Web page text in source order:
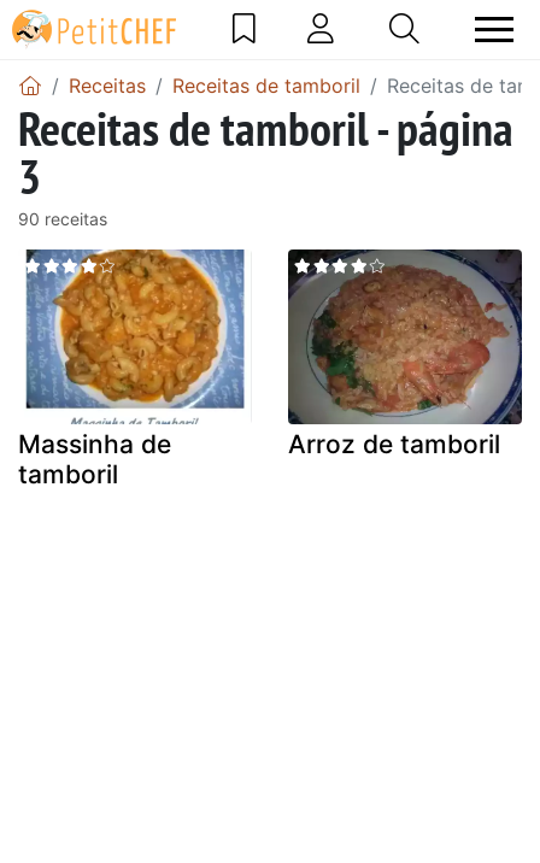
Receitas Receitas de tamboril Receitas de
Receitas de tamboril - página
3
90 receitas
Massinha de
tamboril
Arroz de tamboril